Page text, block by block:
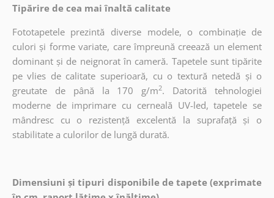
Tipărire de cea mai înaltă calitate
Fototapetele prezintă diverse modele, o combinație de
culori și forme variate, care împreună creează un element
dominant și de neignorat în cameră. Tapetele sunt tipărite
pe vlies de calitate superioară, cu o textură netedă și o
greutate de până la 170 g/m2. Datorită tehnologiei
moderne de imprimare cu cerneală UV-led, tapetele se
mândresc cu o rezistență excelentă la suprafață și o
stabilitate a culorilor de lungă durată.
Dimensiuni și tipuri disponibile de tapete (exprimate